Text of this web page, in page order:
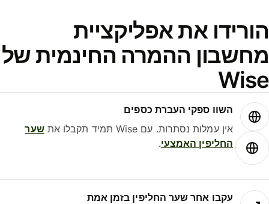
את אפליקציית
ההמרה החינמית של
השוו ספקי העברת כספים
אין עמלות נסתרות. עם Wise תמיד תקבלו את
שער
החליפין האמצעי.
עקבו אחר שער החליפין בזמן אמת